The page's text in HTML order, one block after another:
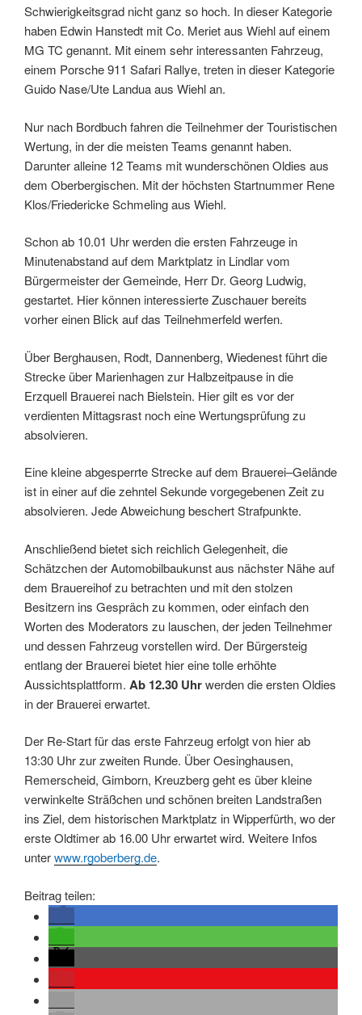
Schwierigkeitsgrad nicht ganz so hoch. In dieser Kategorie
haben Edwin Hanstedt mit Co. Meriet aus Wiehl auf einem
MG TC genannt. Mit einem sehr interessanten Fahrzeug,
einem Porsche 911 Safari Rallye, treten in dieser Kategorie
Guido Nase/Ute Landua aus Wiehl an.
Nur nach Bordbuch fahren die Teilnehmer der Touristischen
Wertung, in der die meisten Teams genannt haben.
Darunter alleine 12 Teams mit wunderschönen Oldies aus
dem Oberbergischen. Mit der höchsten Startnummer Rene
Klos/Friedericke Schmeling aus Wiehl.
Schon ab 10.01 Uhr werden die ersten Fahrzeuge in
Minutenabstand auf dem Marktplatz in Lindlar vom
Bürgermeister der Gemeinde, Herr Dr. Georg Ludwig,
gestartet. Hier können interessierte Zuschauer bereits
vorher einen Blick auf das Teilnehmerfeld werfen.
Über Berghausen, Rodt, Dannenberg, Wiedenest führt die
Strecke über Marienhagen zur Halbzeitpause in die
Erzquell Brauerei nach Bielstein. Hier gilt es vor der
verdienten Mittagsrast noch eine Wertungsprüfung zu
absolvieren.
Eine kleine abgesperrte Strecke auf dem Brauerei–Gelände
ist in einer auf die zehntel Sekunde vorgegebenen Zeit zu
absolvieren. Jede Abweichung beschert Strafpunkte.
Anschließend bietet sich reichlich Gelegenheit, die
Schätzchen der Automobilbaukunst aus nächster Nähe auf
dem Brauereihof zu betrachten und mit den stolzen
Besitzern ins Gespräch zu kommen, oder einfach den
Worten des Moderators zu lauschen, der jeden Teilnehmer
und dessen Fahrzeug vorstellen wird. Der Bürgersteig
entlang der Brauerei bietet hier eine tolle erhöhte
Aussichtsplattform. Ab 12.30 Uhrwerden die ersten Oldies
in der Brauerei erwartet.
Der Re-Start für das erste Fahrzeug erfolgt von hier ab
13:30 Uhr zur zweiten Runde. Über Oesinghausen,
Remerscheid, Gimborn, Kreuzberg geht es über kleine
verwinkelte Sträßchen und schönen breiten Landstraßen
ins Ziel, dem historischen Marktplatz in Wipperfürth, wo der
erste Oldtimer ab 16.00 Uhr erwartet wird. Weitere Infos
unterwww.rgoberberg.de.
Beitrag teilen: